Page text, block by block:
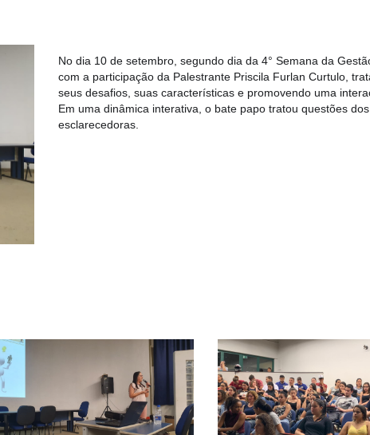
No dia 10 de setembro, segundo dia da 4° Semana da
com a participação da Palestrante Priscila Furlan Curtulo,
seus desafios, suas características e promovendo uma
Em uma dinâmica interativa, o bate papo tratou questões
esclarecedoras.